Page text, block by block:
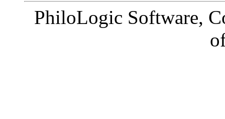
PhiloLogic Software,